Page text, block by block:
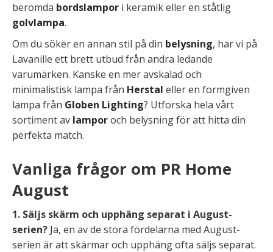
berömda bordslampor i keramik eller en ståtlig
golvlampa.
Om du söker en annan stil på din belysning, har vi på
Lavanille ett brett utbud från andra ledande
varumärken. Kanske en mer avskalad och
minimalistisk lampa från Herstal eller en formgiven
lampa från Globen Lighting? Utforska hela vårt
sortiment av lamporoch belysning för att hitta din
perfekta match.
Vanliga frågor om PR Home
August
1. Säljs skärm och upphäng separat i August-
serien? Ja, en av de stora fördelarna med August-
serien är att skärmar och upphäng ofta säljs separat.